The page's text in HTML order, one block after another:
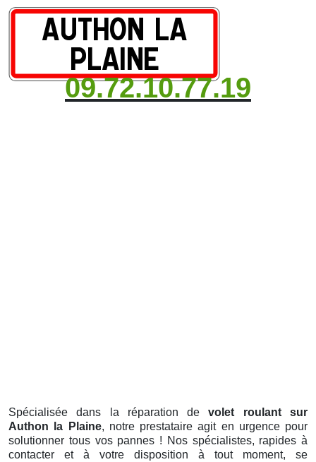
09.72.10.77.19
Spécialisée dans la réparation devolet roulant sur
Authon la Plaine, notre prestataire agit en urgence pour
solutionner tous vos pannes ! Nos spécialistes, rapides à
contacter et à votre disposition à tout moment, se